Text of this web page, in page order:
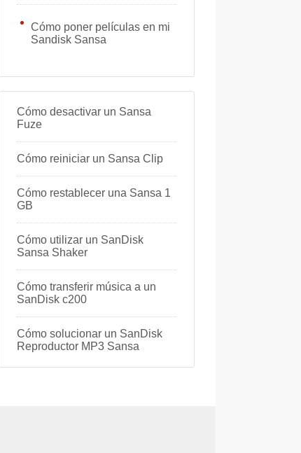
Cómo poner películas en mi
Sandisk Sansa
Cómo desactivar un Sansa
Fuze
Cómo reiniciar un Sansa Clip
Cómo restablecer una Sansa 1
GB
Cómo utilizar un SanDisk
Sansa Shaker
Cómo transferir música a un
SanDisk c200
Cómo solucionar un SanDisk
Reproductor MP3 Sansa